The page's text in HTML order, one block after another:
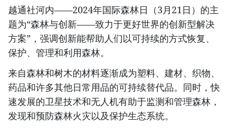
越通社河内——2024年国际森林日（3月21日）的主
题为“森林与创新——致力于更好世界的创新型解决
方案”，强调创新能帮助人们以可持续的方式恢复、
保护、管理和利用森林。
来自森林和树木的材料逐渐成为塑料、建材、织物、
药品和许多其他日常用品的可持续替代品。同时，快
速发展的卫星技术和无人机有助于监测和管理森林，
发现和预防森林火灾以及保护生态系统。